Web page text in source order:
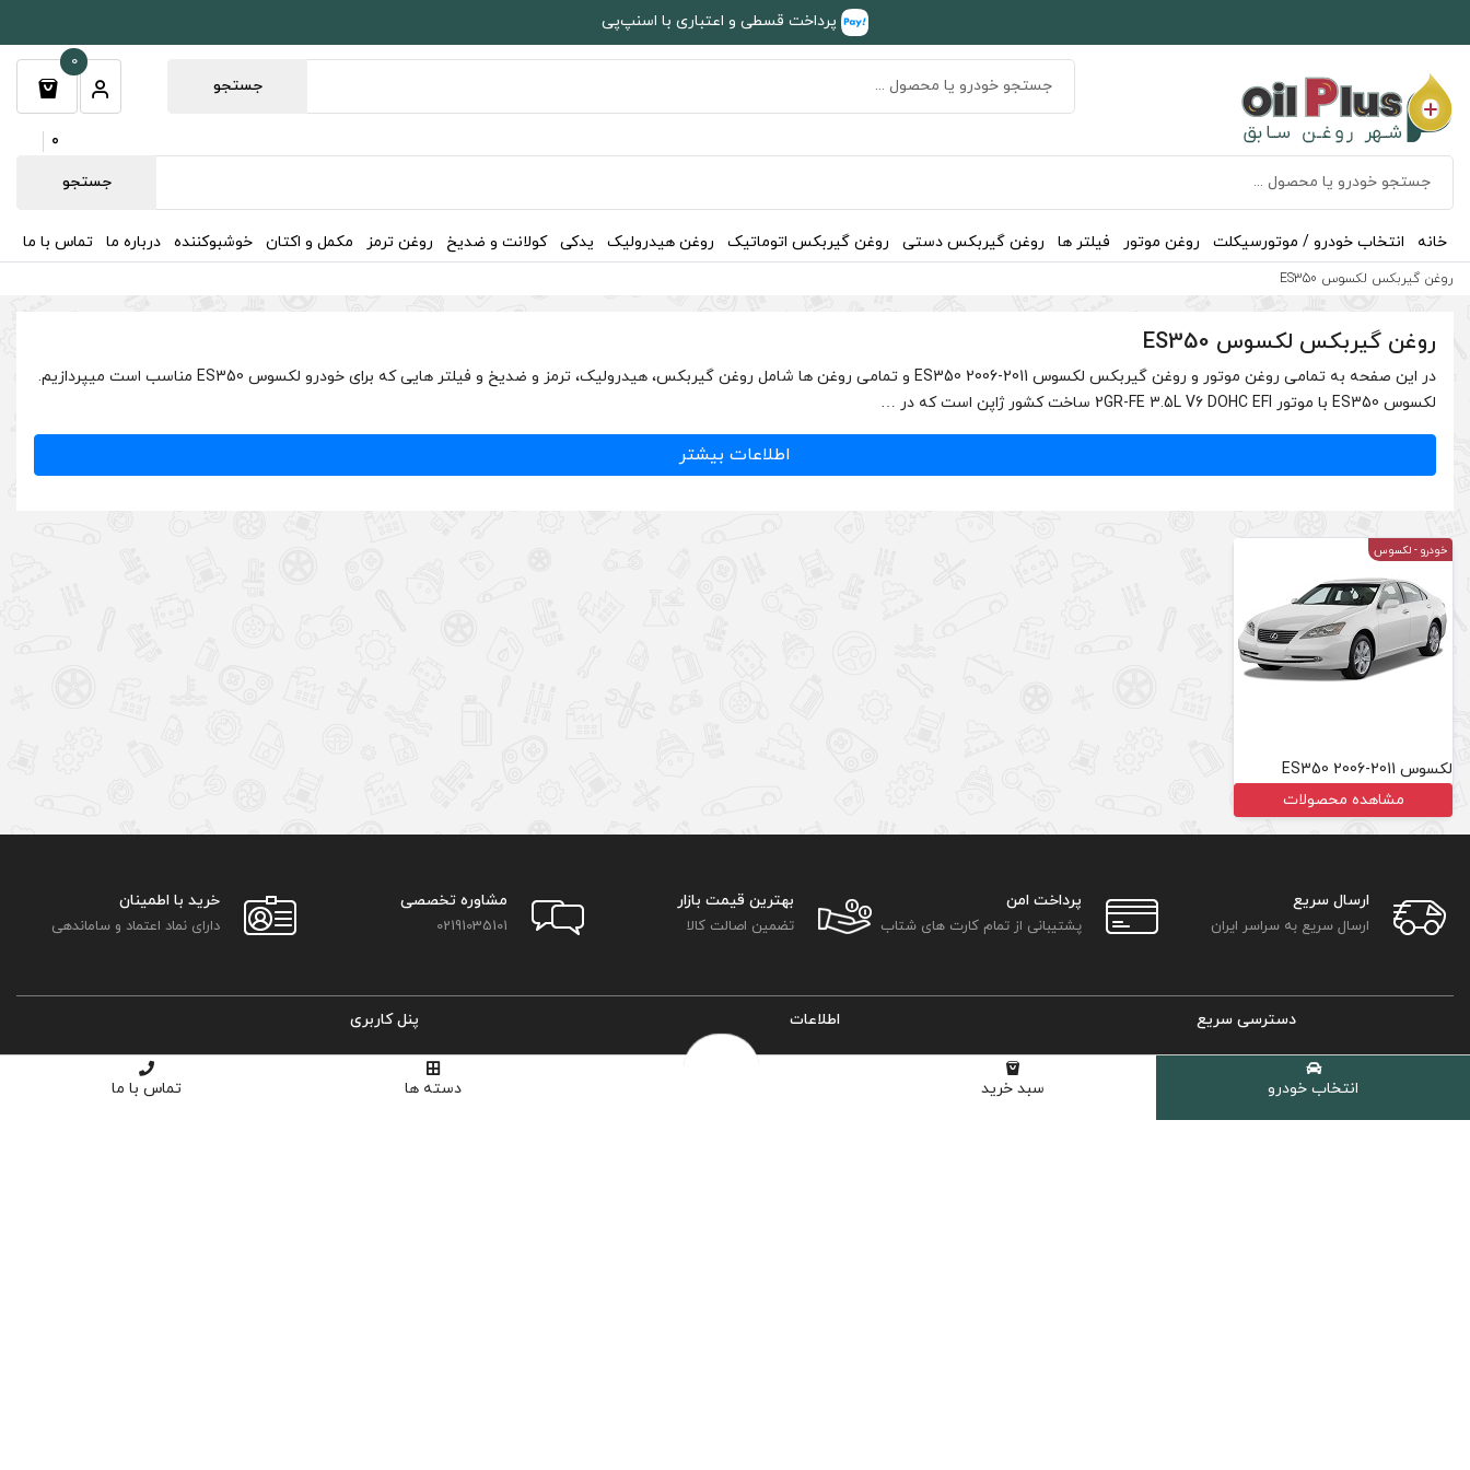
انتخاب خودرو سبد خرید دسته ها تماس با ما
پرداخت قسطی و اعتباری با اسنپ‌پی
جستجو
0
0
جستجو
خانه انتخاب خودرو / موتورسیکلت روغن موتور فیلتر ها روغن گیربکس دستی روغن گیربکس اتوماتیک روغن هیدرولیک یدکی کولانت و ضدیخ روغن ترمز مکمل و اکتان خوشبوکننده درباره ما تماس با ما
روغن گیربکس لکسوس ES350
روغن گیربکس لکسوس ES350
در این صفحه به تمامی روغن موتور و روغن گیربکس لکسوس ES350 2006-2011 و تمامی روغن ها شامل روغن گیربکس، هیدرولیک، ترمز و ضدیخ و فیلتر هایی که برای خودرو لکسوس ES350 مناسب است میپردازیم.
لکسوس ES350 با موتور 2GR-FE 3.5L V6 DOHC EFI ساخت کشور ژاپن است که در …
اطلاعات بیشتر
خودرو - لکسوس
لکسوس ES350 2006-2011
مشاهده محصولات
ارسال سریع
ارسال سریع به سراسر ایران
پرداخت امن
پشتیبانی از تمام کارت های شتاب
بهترین قیمت بازار
تضمین اصالت کالا
مشاوره تخصصی
02191035101
خرید با اطمینان
دارای نماد اعتماد و ساماندهی
دسترسی سریع اطلاعات پنل کاربری